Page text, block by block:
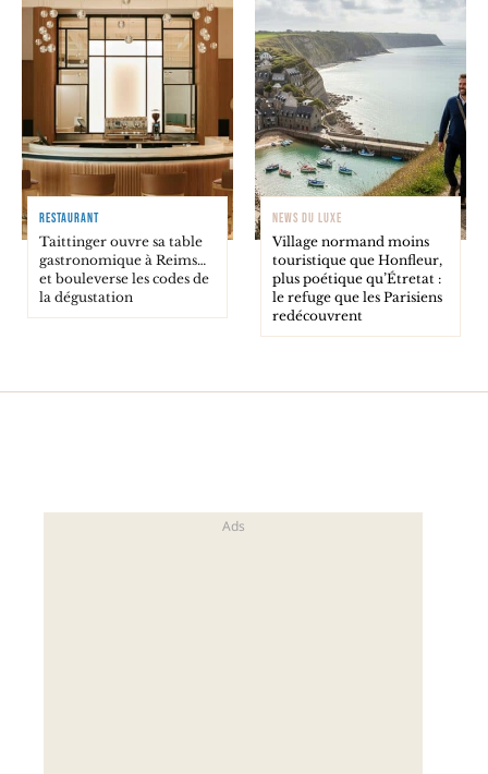
RESTAURANT
Taittinger ouvre sa table
gastronomique à Reims…
et bouleverse les codes de
la dégustation
NEWS DU LUXE
Village normand moins
touristique que Honfleur,
plus poétique qu’Étretat :
le refuge que les Parisiens
redécouvrent